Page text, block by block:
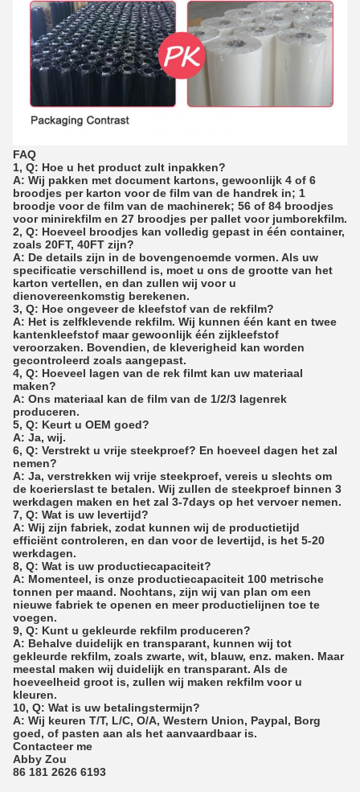
FAQ
1, Q: Hoe u het product zult inpakken?
A: Wij pakken met document kartons, gewoonlijk 4 of 6
broodjes per karton voor de film van de handrek in; 1
broodje voor de film van de machinerek; 56 of 84 broodjes
voor minirekfilm en 27 broodjes per pallet voor jumborekfilm.
2, Q: Hoeveel broodjes kan volledig gepast in één container,
zoals 20FT, 40FT zijn?
A: De details zijn in de bovengenoemde vormen. Als uw
specificatie verschillend is, moet u ons de grootte van het
karton vertellen, en dan zullen wij voor u
dienovereenkomstig berekenen.
3, Q: Hoe ongeveer de kleefstof van de rekfilm?
A: Het is zelfklevende rekfilm. Wij kunnen één kant en twee
kantenkleefstof maar gewoonlijk één zijkleefstof
veroorzaken. Bovendien, de kleverigheid kan worden
gecontroleerd zoals aangepast.
4, Q: Hoeveel lagen van de rek filmt kan uw materiaal
maken?
A: Ons materiaal kan de film van de 1/2/3 lagenrek
produceren.
5, Q: Keurt u OEM goed?
A: Ja, wij.
6, Q: Verstrekt u vrije steekproef? En hoeveel dagen het zal
nemen?
A: Ja, verstrekken wij vrije steekproef, vereis u slechts om
de koerierslast te betalen. Wij zullen de steekproef binnen 3
werkdagen maken en het zal 3-7days op het vervoer nemen.
7, Q: Wat is uw levertijd?
A: Wij zijn fabriek, zodat kunnen wij de productietijd
efficiënt controleren, en dan voor de levertijd, is het 5-20
werkdagen.
8, Q: Wat is uw productiecapaciteit?
A: Momenteel, is onze productiecapaciteit 100 metrische
tonnen per maand. Nochtans, zijn wij van plan om een
nieuwe fabriek te openen en meer productielijnen toe te
voegen.
9, Q: Kunt u gekleurde rekfilm produceren?
A: Behalve duidelijk en transparant, kunnen wij tot
gekleurde rekfilm, zoals zwarte, wit, blauw, enz. maken. Maar
meestal maken wij duidelijk en transparant. Als de
hoeveelheid groot is, zullen wij maken rekfilm voor u
kleuren.
10, Q: Wat is uw betalingstermijn?
A: Wij keuren T/T, L/C, O/A, Western Union, Paypal, Borg
goed, of pasten aan als het aanvaardbaar is.
Contacteer me
Abby Zou
86 181 2626 6193